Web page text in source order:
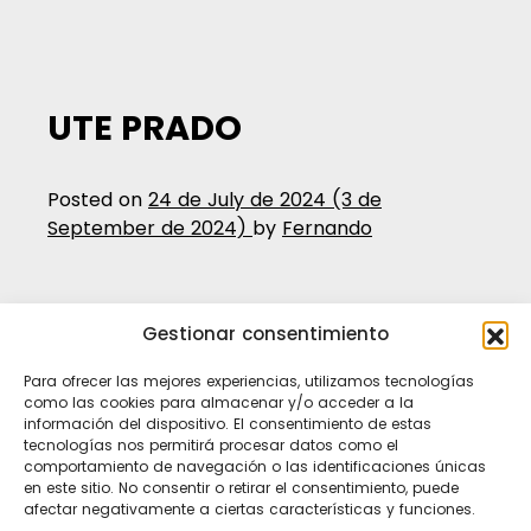
Gestionar consentimiento
Para ofrecer las mejores experiencias, utilizamos tecnologías
como las cookies para almacenar y/o acceder a la
información del dispositivo. El consentimiento de estas
tecnologías nos permitirá procesar datos como el
comportamiento de navegación o las identificaciones únicas
en este sitio. No consentir o retirar el consentimiento, puede
afectar negativamente a ciertas características y funciones.
UTE PRADO
Posted on 24 de July de 2024 (3 de
September de 2024) by Fernando